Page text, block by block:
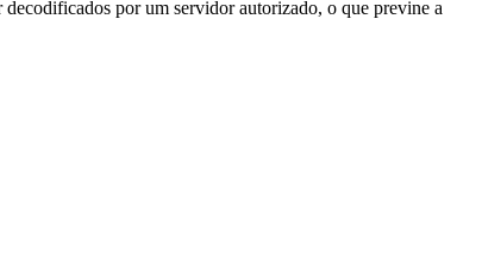
por um servidor autorizado, o que previne a